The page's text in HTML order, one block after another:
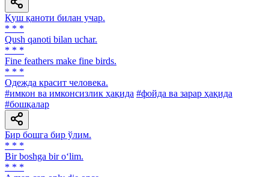
Қуш қаноти билан учар.
* * *
Qush qanoti bilan uchar.
* * *
Fine feathers make fine birds.
* * *
Одежда красит человека.
#имкон ва имконсизлик ҳақида #фойда ва зарар ҳақида
#бошқалар
Бир бошга бир ўлим.
* * *
Bir boshga bir o‘lim.
* * *